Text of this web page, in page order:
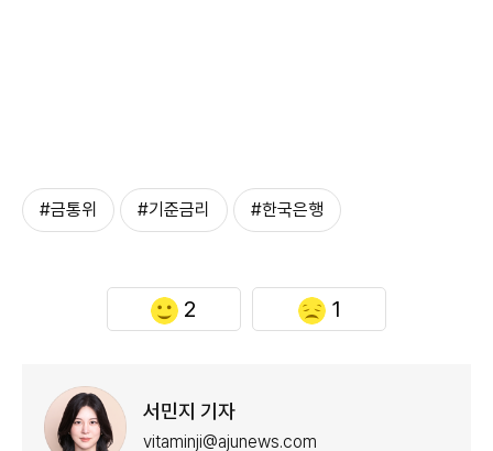
#금통위 #기준금리 #한국은행
2 1
서민지 기자
vitaminji@ajunews.com